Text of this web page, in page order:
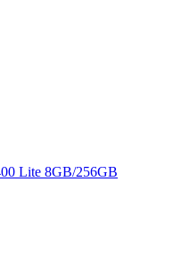
Lite 8GB/256GB